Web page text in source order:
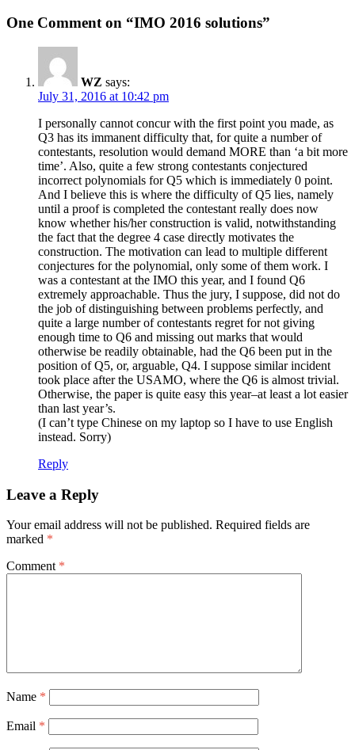
One Comment on “IMO 2016 solutions”
WZ says:
July 31, 2016 at 10:42 pm
I personally cannot concur with the first point you made, as
Q3 has its immanent difficulty that, for quite a number of
contestants, resolution would demand MORE than ‘a bit more
time’. Also, quite a few strong contestants conjectured
incorrect polynomials for Q5 which is immediately 0 point.
And I believe this is where the difficulty of Q5 lies, namely
until a proof is completed the contestant really does now
know whether his/her construction is valid, notwithstanding
the fact that the degree 4 case directly motivates the
construction. The motivation can lead to multiple different
conjectures for the polynomial, only some of them work. I
was a contestant at the IMO this year, and I found Q6
extremely approachable. Thus the jury, I suppose, did not do
the job of distinguishing between problems perfectly, and
quite a large number of contestants regret for not giving
enough time to Q6 and missing out marks that would
otherwise be readily obtainable, had the Q6 been put in the
position of Q5, or, arguable, Q4. I suppose similar incident
took place after the USAMO, where the Q6 is almost trivial.
Otherwise, the paper is quite easy this year–at least a lot easier
than last year’s.
(I can’t type Chinese on my laptop so I have to use English
instead. Sorry)
Reply
Leave a Reply
Your email address will not be published. Required fields are
marked *
Comment *
Name *
Email *